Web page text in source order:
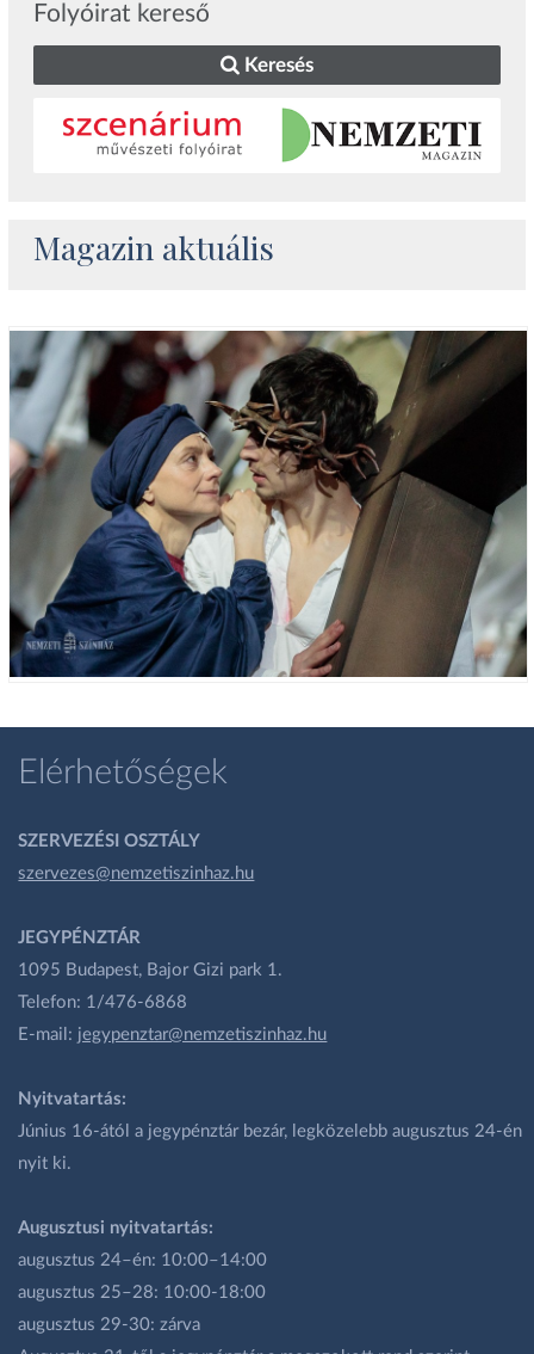
Folyóirat kereső
Keresés
Magazin aktuális
Elérhetőségek
SZERVEZÉSI OSZTÁLY
szervezes@nemzetiszinhaz.hu
JEGYPÉNZTÁR
1095 Budapest, Bajor Gizi park 1.
Telefon: 1/476-6868
E-mail: jegypenztar@nemzetiszinhaz.hu
Nyitvatartás:
Június 16-ától a jegypénztár bezár, legközelebb augusztus 24-én
nyit ki.
Augusztusi nyitvatartás:
augusztus 24–én: 10:00–14:00
augusztus 25–28: 10:00-18:00
augusztus 29-30: zárva